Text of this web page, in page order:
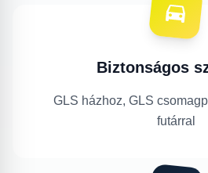
Biztonságos
GLS házhoz, GLS
futárral